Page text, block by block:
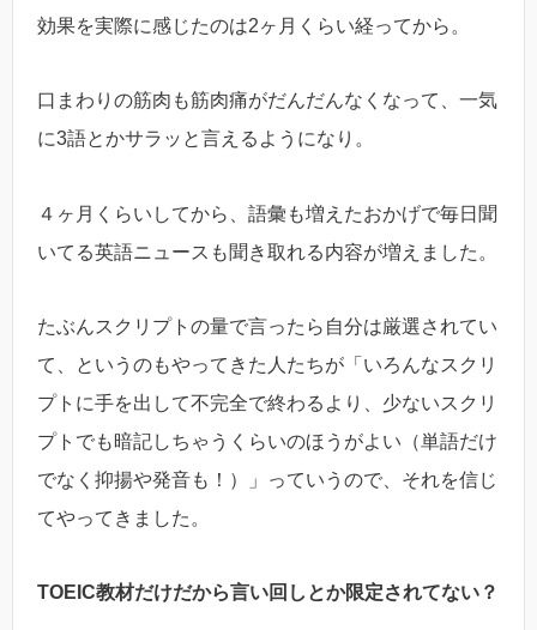
効果を実際に感じたのは2ヶ月くらい経ってから。
口まわりの筋肉も筋肉痛がだんだんなくなって、一気
に3語とかサラッと言えるようになり。
４ヶ月くらいしてから、語彙も増えたおかげで毎日聞
いてる英語ニュースも聞き取れる内容が増えました。
たぶんスクリプトの量で言ったら自分は厳選されてい
て、というのもやってきた人たちが「いろんなスクリ
プトに手を出して不完全で終わるより、少ないスクリ
プトでも暗記しちゃうくらいのほうがよい（単語だけ
でなく抑揚や発音も！）」っていうので、それを信じ
てやってきました。
TOEIC教材だけだから言い回しとか限定されてない？